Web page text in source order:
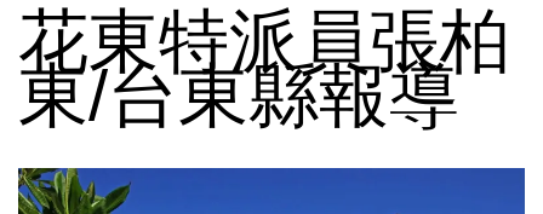
花東特派員張柏
東/台東縣報導